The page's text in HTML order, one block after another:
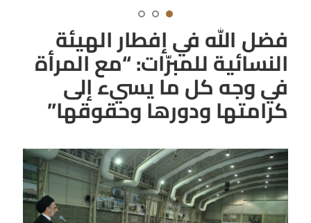
فضل الله في إفطار الهيئة
النسائية للمبرّات: “مع المرأة
في وجه كل ما يسيء إلى
كرامتها ودورها وحقوقها”